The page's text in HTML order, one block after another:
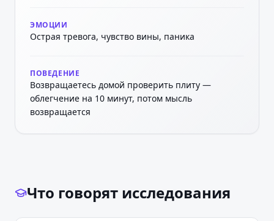
ЭМОЦИИ
Острая тревога, чувство вины, паника
ПОВЕДЕНИЕ
Возвращаетесь домой проверить плиту —
облегчение на 10 минут, потом мысль
возвращается
Что говорят исследования